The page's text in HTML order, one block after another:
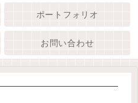
ポートフォリオ
お問い合わせ